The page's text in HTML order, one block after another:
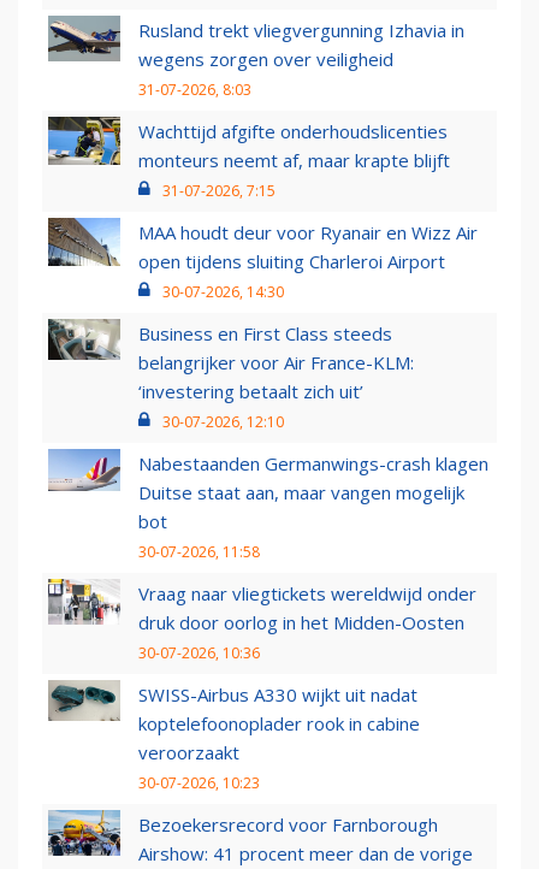
Rusland trekt vliegvergunning Izhavia in
wegens zorgen over veiligheid
31-07-2026, 8:03
Wachttijd afgifte onderhoudslicenties
monteurs neemt af, maar krapte blijft
31-07-2026, 7:15
MAA houdt deur voor Ryanair en Wizz Air
open tijdens sluiting Charleroi Airport
30-07-2026, 14:30
Business en First Class steeds
belangrijker voor Air France-KLM:
‘investering betaalt zich uit’
30-07-2026, 12:10
Nabestaanden Germanwings-crash klagen
Duitse staat aan, maar vangen mogelijk
bot
30-07-2026, 11:58
Vraag naar vliegtickets wereldwijd onder
druk door oorlog in het Midden-Oosten
30-07-2026, 10:36
SWISS-Airbus A330 wijkt uit nadat
koptelefoonoplader rook in cabine
veroorzaakt
30-07-2026, 10:23
Bezoekersrecord voor Farnborough
Airshow: 41 procent meer dan de vorige